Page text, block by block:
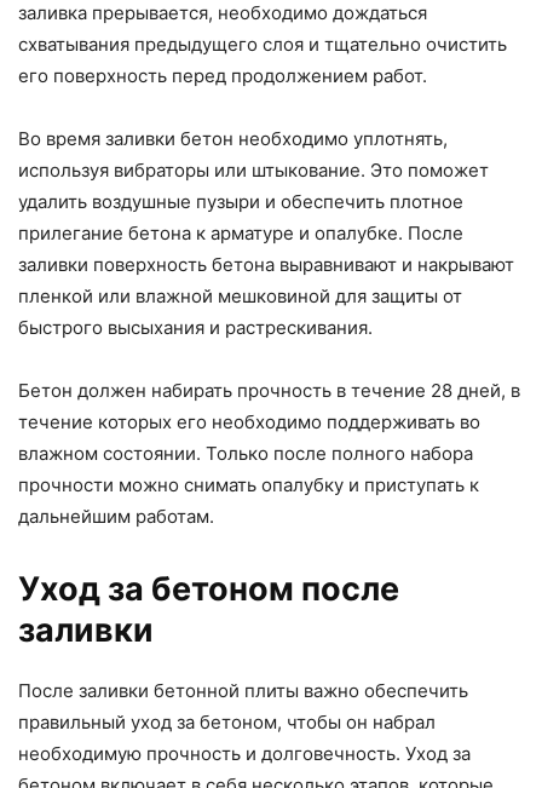
заливка прерывается, необходимо дождаться
схватывания предыдущего слоя и тщательно очистить
его поверхность перед продолжением работ.
Во время заливки бетон необходимо уплотнять,
используя вибраторы или штыкование. Это поможет
удалить воздушные пузыри и обеспечить плотное
прилегание бетона к арматуре и опалубке. После
заливки поверхность бетона выравнивают и накрывают
пленкой или влажной мешковиной для защиты от
быстрого высыхания и растрескивания.
Бетон должен набирать прочность в течение 28 дней, в
течение которых его необходимо поддерживать во
влажном состоянии. Только после полного набора
прочности можно снимать опалубку и приступать к
дальнейшим работам.
Уход за бетоном после
заливки
После заливки бетонной плиты важно обеспечить
правильный уход за бетоном, чтобы он набрал
необходимую прочность и долговечность. Уход за